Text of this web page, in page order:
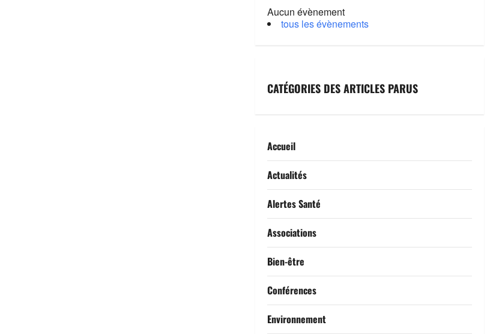
Aucun évènement
tous les évènements
CATÉGORIES DES ARTICLES PARUS
Accueil
Actualités
Alertes Santé
Associations
Bien-être
Conférences
Environnement